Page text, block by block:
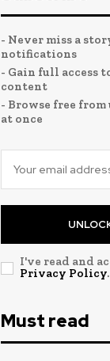
- Never miss a
notifications
- Gain full access
content
- Browse free from
at once
I've read and
Privacy Policy.
Must read